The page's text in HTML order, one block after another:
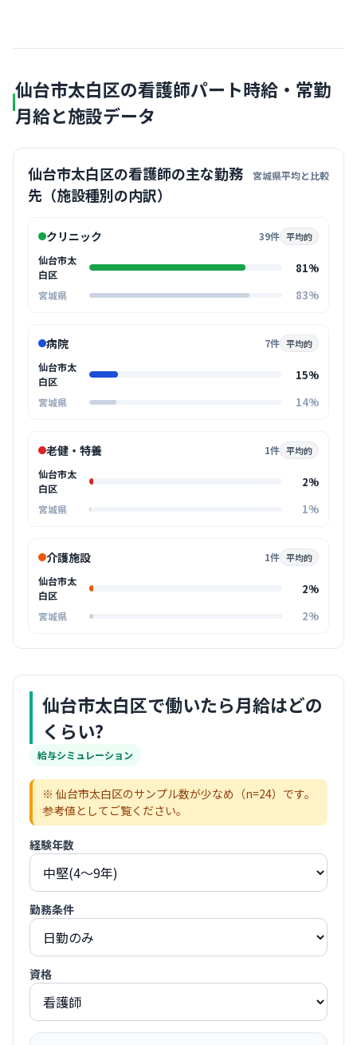
仙台市太白区の看護師パート時給・常勤
月給と施設データ
仙台市太白区の看護師の主な勤務
先（施設種別の内訳）
宮城県平均と比較
クリニック 39件 平均的
仙台市太
白区
81%
宮城県 83%
病院 7件 平均的
仙台市太
白区
15%
宮城県 14%
老健・特養 1件 平均的
仙台市太
白区
2%
宮城県 1%
介護施設 1件 平均的
仙台市太
白区
2%
宮城県 2%
仙台市太白区で働いたら月給はどの
くらい?
給与シミュレーション
※ 仙台市太白区のサンプル数が少なめ（n=24）です。
参考値としてご覧ください。
経験年数
勤務条件
資格